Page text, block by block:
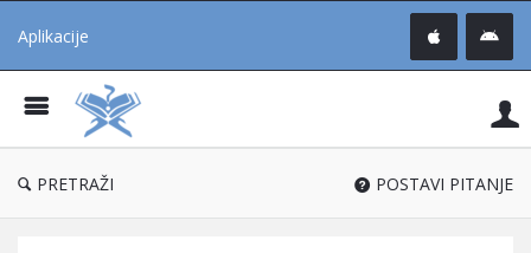
Aplikacije
®
PRETRAŽI POSTAVI PITANJE